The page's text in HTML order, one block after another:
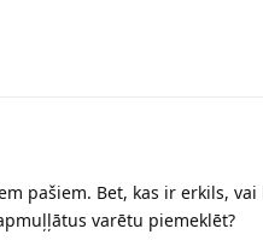
pašiem. Bet, kas ir erkils, vai
varētu piemeklēt?